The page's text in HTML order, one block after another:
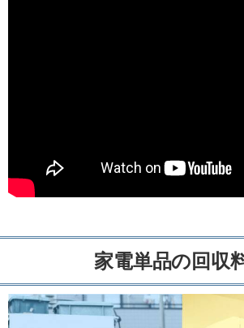
家電単品の回収